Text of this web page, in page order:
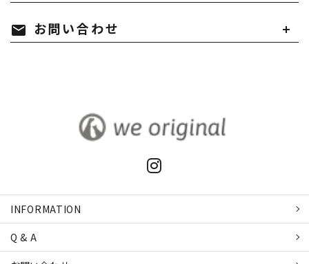
mail お問い合わせ
INFORMATION
Q & A